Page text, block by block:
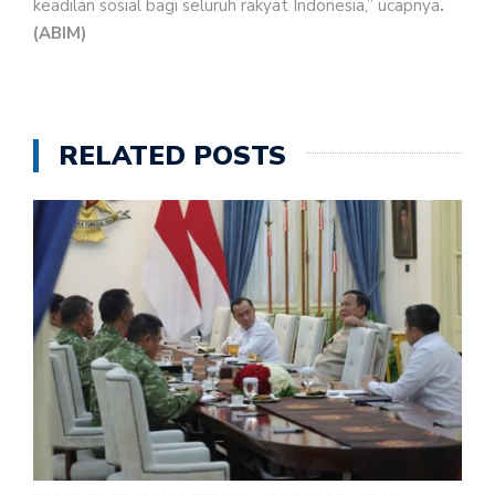
keadilan sosial bagi seluruh rakyat Indonesia,” ucapnya.
(ABIM)
RELATED POSTS